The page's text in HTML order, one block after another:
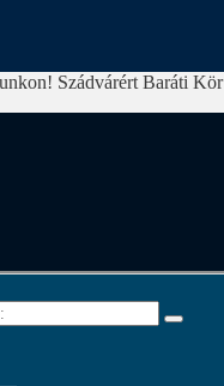
Szádvárért Baráti Kör